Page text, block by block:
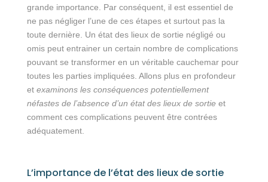
grande importance. Par conséquent, il est essentiel de
ne pas négliger l’une de ces étapes et surtout pas la
toute dernière. Un état des lieux de sortie négligé ou
omis peut entrainer un certain nombre de complications
pouvant se transformer en un véritable cauchemar pour
toutes les parties impliquées. Allons plus en profondeur
et examinons les conséquences potentiellement
néfastes de l’absence d’un état des lieux de sortieet
comment ces complications peuvent être contrées
adéquatement.
L’importance de l’état des lieux de sortie